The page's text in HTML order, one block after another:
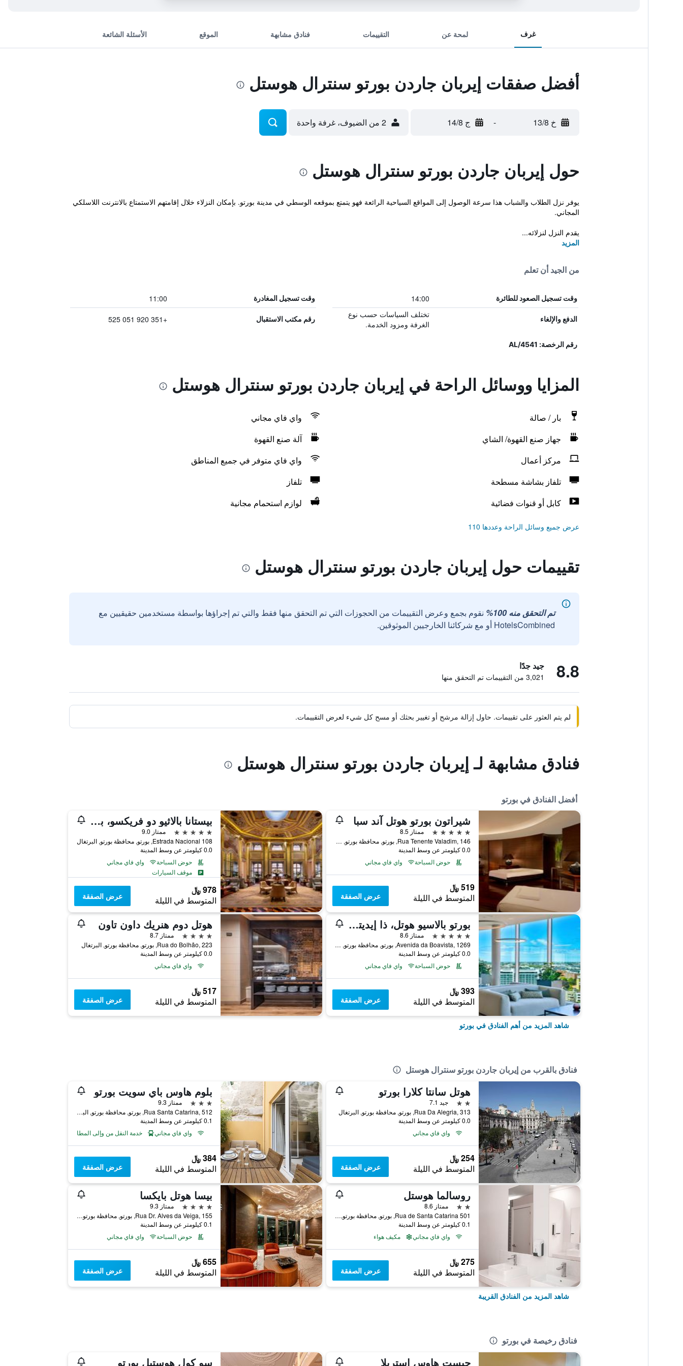
غرف لمحة عن التقييمات فنادق مشابهة الموقع الأسئلة الشائعة
أفضل صفقات إيربان جاردن بورتو سنترال هوستل
خ 13/8 - ج 14/8 2 من الضيوف، غرفة واحدة
حول إيربان جاردن بورتو سنترال هوستل
يوفر نزل الطلاب والشباب هذا سرعة الوصول إلى المواقع السياحية الرائعة فهو يتمتع بموقعه الوسطي في مدينة بورتو. بإمكان النزلاء خلال إقامتهم الاستمتاع بالانترنت اللاسلكي
المجاني.
يقدم النزل لنزلائه...
المزيد
من الجيد أن تعلم
وقت تسجيل الصعود للطائرة 14:00 وقت تسجيل المغادرة 11:00
الدفع والإلغاء
تختلف السياسات حسب نوع
الغرفة ومزود الخدمة.
رقم مكتب الاستقبال +351 920 051 525
رقم الرخصة: 4541/AL
المزايا ووسائل الراحة في إيربان جاردن بورتو سنترال هوستل
بار / صالة
واي فاي مجاني
جهاز صنع القهوة/ الشاي
آلة صنع القهوة
مركز أعمال
واي فاي متوفر في جميع المناطق
تلفاز بشاشة مسطحة
تلفاز
كابل أو قنوات فضائية
لوازم استحمام مجانية
عرض جميع وسائل الراحة وعددها 110
تقييمات حول إيربان جاردن بورتو سنترال هوستل
تم التحقق منه 100%
نقوم بجمع وعرض التقييمات من الحجوزات التي تم التحقق منها فقط والتي تم إجراؤها بواسطة مستخدمين حقيقيين مع
HotelsCombined أو مع شركائنا الخارجيين الموثوقين.
8.8 جيد جدًا
3,021 من التقييمات تم التحقق منها
لم يتم العثور على تقييمات. حاول إزالة مرشح أو تغيير بحثك أو مسح كل شيء لعرض التقييمات.
فنادق مشابهة لـ إيربان جاردن بورتو سنترال هوستل
أفضل الفنادق في بورتو
شيراتون بورتو هوتل آند سبا
5 نجوم
ممتاز 8.5
Rua Tenente Valadim, 146, بورتو, محافظة بورتو, البرتغال
0.0 كيلومتر عن وسط المدينة
حوض السباحة
واي فاي مجاني
519 ﷼
المتوسط في الليلة عرض الصفقة
بيستانا بالاثيو دو فريكسو، بوسادا آند ناشونال مونومنت - ذا ليدينج هوتلز أوف ذا وورلد
5 نجوم
ممتاز 9.0
Estrada Nacional 108, بورتو, محافظة بورتو, البرتغال
0.0 كيلومتر عن وسط المدينة
حوض السباحة
واي فاي مجاني
موقف السيارات
978 ﷼
المتوسط في الليلة عرض الصفقة
بورتو بالاسيو هوتل، ذا إيديتوري
5 نجوم
ممتاز 8.6
Avenida da Boavista, 1269, بورتو, محافظة بورتو, البرتغال
0.0 كيلومتر عن وسط المدينة
حوض السباحة
واي فاي مجاني
393 ﷼
المتوسط في الليلة عرض الصفقة
هوتل دوم هنريك داون تاون
4 نجوم
ممتاز 8.7
Rua do Bolhão, 223, بورتو, محافظة بورتو, البرتغال
0.0 كيلومتر عن وسط المدينة
واي فاي مجاني
517 ﷼
المتوسط في الليلة عرض الصفقة
شاهد المزيد من أهم الفنادق في بورتو
فنادق بالقرب من إيربان جاردن بورتو سنترال هوستل
هوتل سانتا كلارا بورتو
2 نجمتين
جيد 7.1
Rua Da Alegria, 313, بورتو, محافظة بورتو, البرتغال
0.0 كيلومتر عن وسط المدينة
واي فاي مجاني
254 ﷼
المتوسط في الليلة عرض الصفقة
بلوم هاوس باي سويت بورتو
3 نجوم
ممتاز 9.3
Rua Santa Catarina, 512, بورتو, محافظة بورتو, البرتغال
0.1 كيلومتر عن وسط المدينة
واي فاي مجاني
خدمة النقل من وإلى المطار
384 ﷼
المتوسط في الليلة عرض الصفقة
روسالما هوستل
2 نجمتين
ممتاز 8.6
501 Rua de Santa Catarina, بورتو, محافظة بورتو, البرتغال
0.1 كيلومتر عن وسط المدينة
واي فاي مجاني
مكيف هواء
275 ﷼
المتوسط في الليلة عرض الصفقة
بيسا هوتل بايكسا
4 نجوم
ممتاز 9.3
Rua Dr. Alves da Veiga, 155, بورتو, محافظة بورتو, البرتغال
0.1 كيلومتر عن وسط المدينة
حوض السباحة
واي فاي مجاني
655 ﷼
المتوسط في الليلة عرض الصفقة
شاهد المزيد من الفنادق القريبة
فنادق رخيصة في بورتو
جيست هاوس إستريلا سو كول هوستيل بورتو